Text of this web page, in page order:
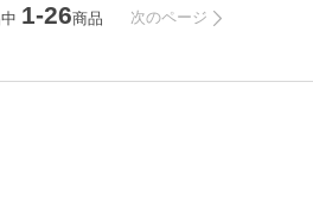
1-26商品 次のページ